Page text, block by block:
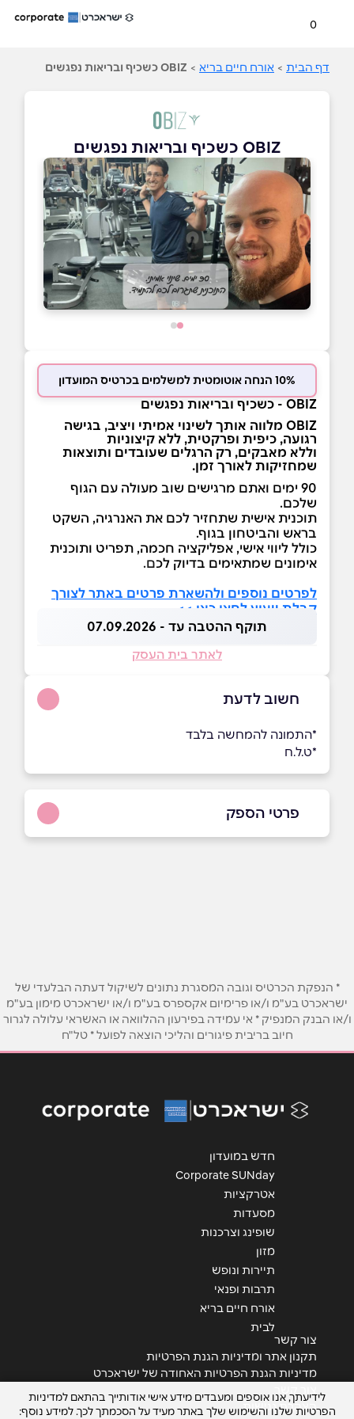
0
דף הבית > אורח חיים בריא > OBIZ כשכיף ובריאות נפגשים
OBIZ כשכיף ובריאות נפגשים
10% הנחה אוטומטית למשלמים בכרטיס המועדון
OBIZ - כשכיף ובריאות נפגשים
OBIZ מלווה אותך לשינוי אמיתי ויציב, בגישה
רגועה, כיפית ופרקטית, ללא קיצוניות
וללא מאבקים, רק הרגלים שעובדים ותוצאות
שמחזיקות לאורך זמן.
90 ימים ואתם מרגישים שוב מעולה עם הגוף
שלכם.
תוכנית אישית שתחזיר לכם את האנרגיה, השקט
בראש והביטחון בגוף.
כולל ליווי אישי, אפליקציה חכמה, תפריט ותוכנית
אימונים שמתאימים בדיוק לכם.
לפרטים נוספים ולהשארת פרטים באתר לצורך
קבלת ייעוץ לחצו כאן >>
תוקף ההטבה עד - 07.09.2026
לאתר בית העסק
חשוב לדעת
*התמונה להמחשה בלבד
*ט.ל.ח
פרטי הספק
שם מלא*
אימייל*
אנא חזרו אלי בקשר ל...
* הנפקת הכרטיס וגובה המסגרת נתונים לשיקול דעתה הבלעדי של
ישראכרט בע"מ ו/או פרימיום אקספרס בע"מ ו/או ישראכרט מימון בע"מ
ו/או הבנק המנפיק * אי עמידה בפירעון ההלוואה או האשראי עלולה לגרור
חיוב בריבית פיגורים והליכי הוצאה לפועל * טל"ח
חדש במועדון
Corporate SUNday
אטרקציות
מסעדות
שופינג וצרכנות
מזון
תיירות ונופש
תרבות ופנאי
אורח חיים בריא
לבית
צור קשר
תקנון אתר ומדיניות הגנת הפרטיות
מדיניות הגנת הפרטיות האחודה של ישראכרט
הצהרת נגישות
לידיעתך, אנו אוספים ומעבדים מידע אישי אודותייך בהתאם למדיניות
הפרטיות שלנו והשימוש שלך באתר מעיד על הסכמתך לכך. למידע נוסף: